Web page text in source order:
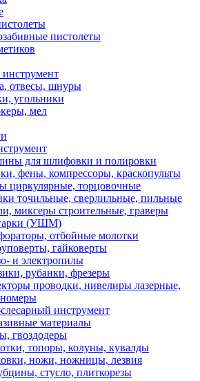
пистолеты
отвесы, шнуры
угольники
мел
для шлифовки и полировки
фены, компрессоры, краскопульты
циркулярные, торцовочные
точильные, сверлильные, пильные
миксеры строительные, граверы
(УШМ)
отбойные молотки
гайковерты
и электропилы
рубанки, фрезеры
проводки, нивелиры лазерные,
инструмент
материалы
гвоздодеры
топоры, колуны, кувалды
ножи, ножницы, лезвия
стусло, плиткорезы